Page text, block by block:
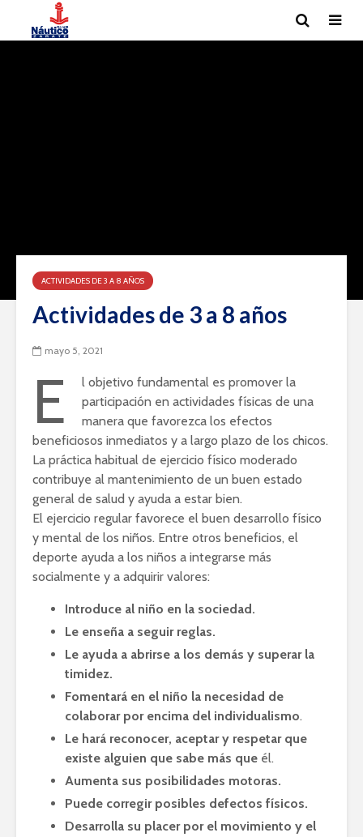
ACTIVIDADES DE 3 A 8 AÑOS
Actividades de 3 a 8 años
mayo 5, 2021
E
l objetivo fundamental es promover la
participación en actividades físicas de una
manera que favorezca los efectos
beneficiosos inmediatos y a largo plazo de los chicos.
La práctica habitual de ejercicio físico moderado
contribuye al mantenimiento de un buen estado
general de salud y ayuda a estar bien.
El ejercicio regular favorece el buen desarrollo físico
y mental de los niños. Entre otros beneficios, el
deporte ayuda a los niños a integrarse más
socialmente y a adquirir valores:
Introduce al niño en la sociedad.
Le enseña a seguir reglas.
Le ayuda a abrirse a los demás y superar la
timidez.
Fomentará en el niño la necesidad de
colaborar por encima del individualismo.
Le hará reconocer, aceptar y respetar que
existe alguien que sabe más que él.
Aumenta sus posibilidades motoras.
Puede corregir posibles defectos físicos.
Desarrolla su placer por el movimiento y el